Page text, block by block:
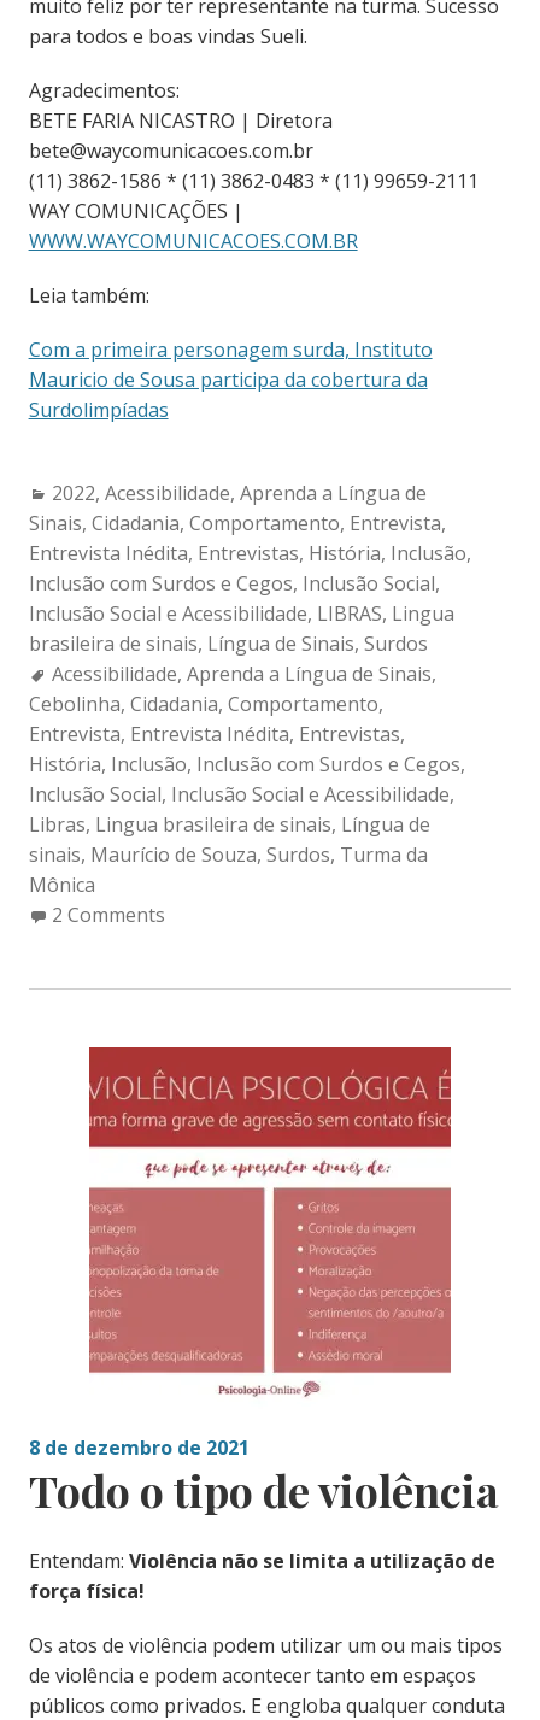
muito feliz por ter representante na turma. Sucesso
para todos e boas vindas Sueli.
Agradecimentos:
BETE FARIA NICASTRO | Diretora
bete@waycomunicacoes.com.br
(11) 3862-1586 * (11) 3862-0483 * (11) 99659-2111
WAY COMUNICAÇÕES |
WWW.WAYCOMUNICACOES.COM.BR
Leia também:
Com a primeira personagem surda, Instituto
Mauricio de Sousa participa da cobertura da
Surdolimpíadas
Categories:
2022, Acessibilidade, Aprenda a Língua de
Sinais, Cidadania, Comportamento, Entrevista,
Entrevista Inédita, Entrevistas, História, Inclusão,
Inclusão com Surdos e Cegos, Inclusão Social,
Inclusão Social e Acessibilidade, LIBRAS, Lingua
brasileira de sinais, Língua de Sinais, Surdos
Tags:
Acessibilidade, Aprenda a Língua de Sinais,
Cebolinha, Cidadania, Comportamento,
Entrevista, Entrevista Inédita, Entrevistas,
História, Inclusão, Inclusão com Surdos e Cegos,
Inclusão Social, Inclusão Social e Acessibilidade,
Libras, Lingua brasileira de sinais, Língua de
sinais, Maurício de Souza, Surdos, Turma da
Mônica
2 Comments
8 de dezembro de 2021
Todo o tipo de violência
Entendam: Violência não se limita a utilização de
força física!
Os atos de violência podem utilizar um ou mais tipos
de violência e podem acontecer tanto em espaços
públicos como privados. E engloba qualquer conduta